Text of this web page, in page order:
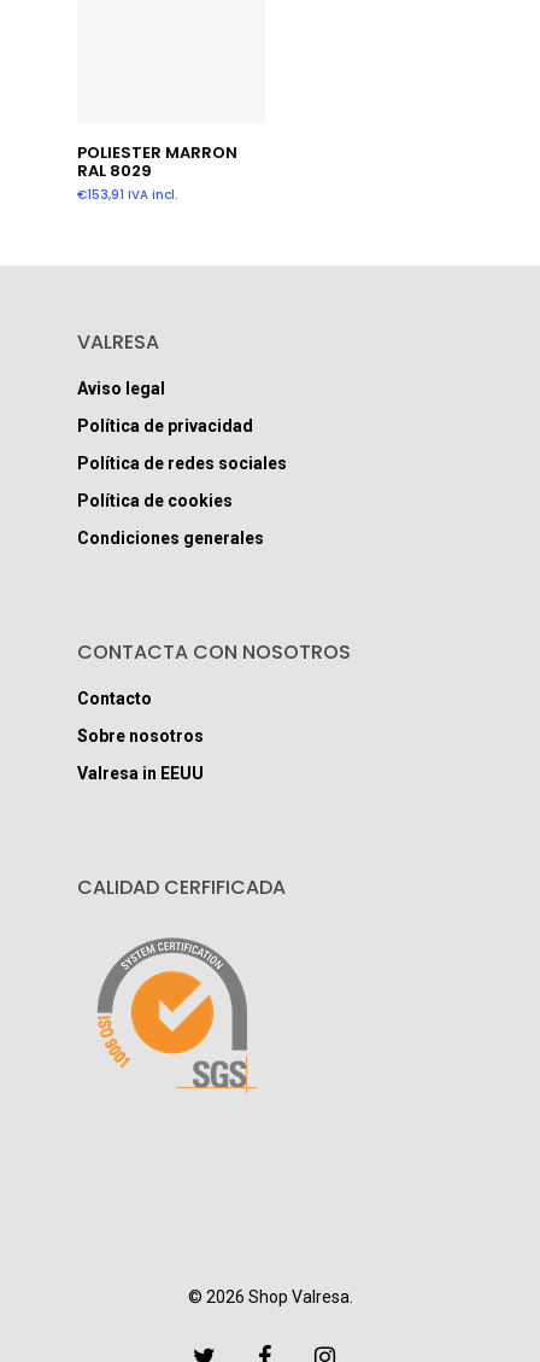
Añadir Al Carrito
POLIESTER MARRON
RAL 8029
€153,91 IVA incl.
VALRESA
Aviso legal
Política de privacidad
Política de redes sociales
Política de cookies
Condiciones generales
CONTACTA CON NOSOTROS
Contacto
Sobre nosotros
Valresa in EEUU
CALIDAD CERFIFICADA
© 2026 Shop Valresa.
twitter facebookinstagram